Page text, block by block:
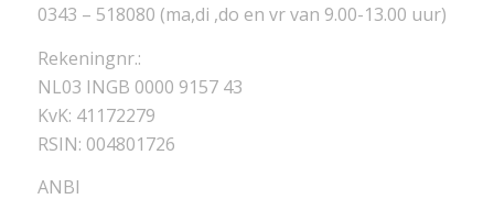
0343 – 518080 (ma,di ,do en vr van 9.00-13.00 uur)
Rekeningnr.:
NL03 INGB 0000 9157 43
KvK: 41172279
RSIN: 004801726
ANBI